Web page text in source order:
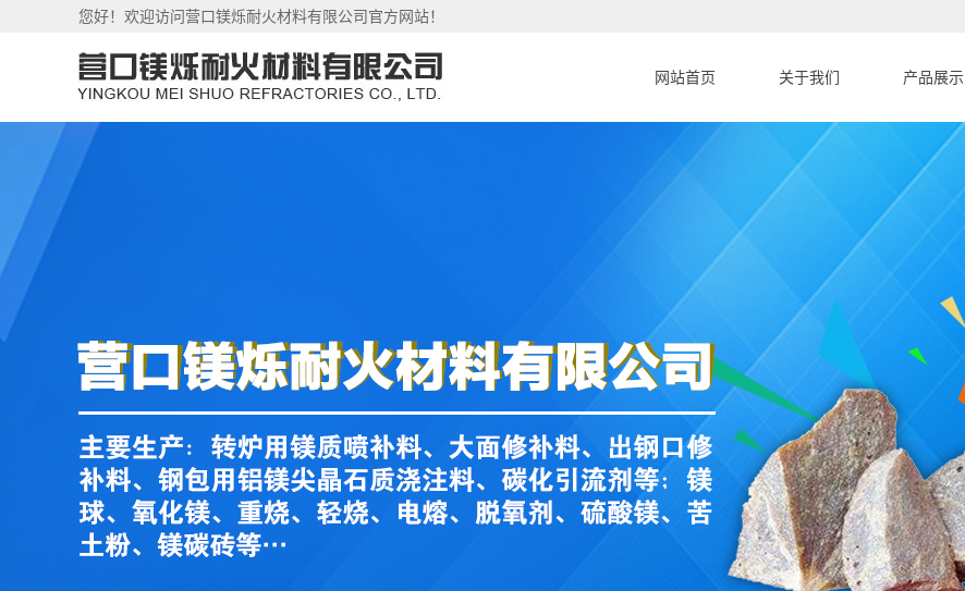
您好！欢迎访问营口镁烁耐火材料有限公司官方网站！
网站首页 关于我们 产品展示